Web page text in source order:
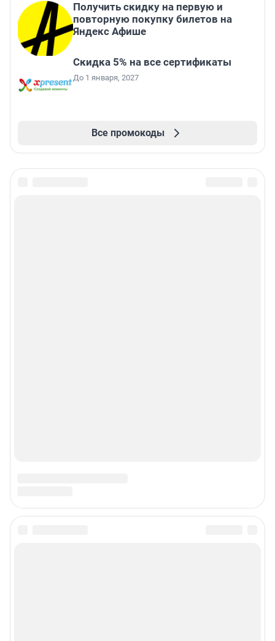
Получить скидку на первую и
повторную покупку билетов на
Яндекс Афише
Скидка 5% на все сертификаты
До 1 января, 2027
Все промокоды